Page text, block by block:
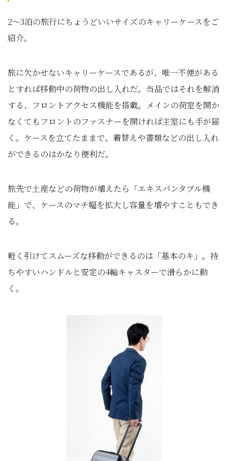
2～3泊の旅行にちょうどいいサイズのキャリーケースをご
紹介。
旅に欠かせないキャリーケースであるが、唯一不便がある
とすれば移動中の荷物の出し入れだ。当品ではそれを解消
する、フロントアクセス機能を搭載。メインの荷室を開か
なくてもフロントのファスナーを開ければ主室にも手が届
く。ケースを立てたままで、着替えや書類などの出し入れ
ができるのはかなり便利だ。
旅先で土産などの荷物が増えたら「エキスパンタブル機
能」で、ケースのマチ幅を拡大し容量を増やすこともでき
る。
軽く引けてスムーズな移動ができるのは「基本のキ」。持
ちやすいハンドルと安定の4輪キャスターで滑らかに動
く。